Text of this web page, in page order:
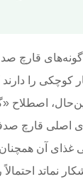
قارچ
کوچکی را
اصطلاح
اصلی قارچ
غذای آن
نماتد